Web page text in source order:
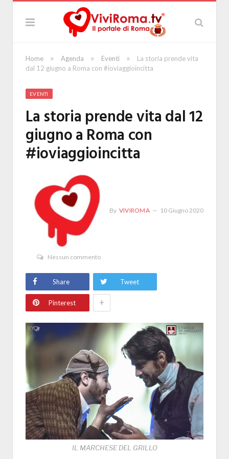
Home » Agenda » Eventi »
La storia prende vita
dal 12 giugno a Roma con #ioviaggioincitta
EVENTI
La storia prende vita dal 12
giugno a Roma con
#ioviaggioincitta
By VIVIROMA 10 Giugno 2020
Nessun commento
Share Tweet
Pinterest +
IL MARCHESE DEL GRILLO